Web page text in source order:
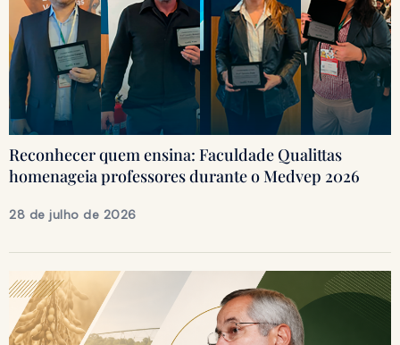
Reconhecer quem ensina: Faculdade Qualittas
homenageia professores durante o Medvep 2026
28 de julho de 2026